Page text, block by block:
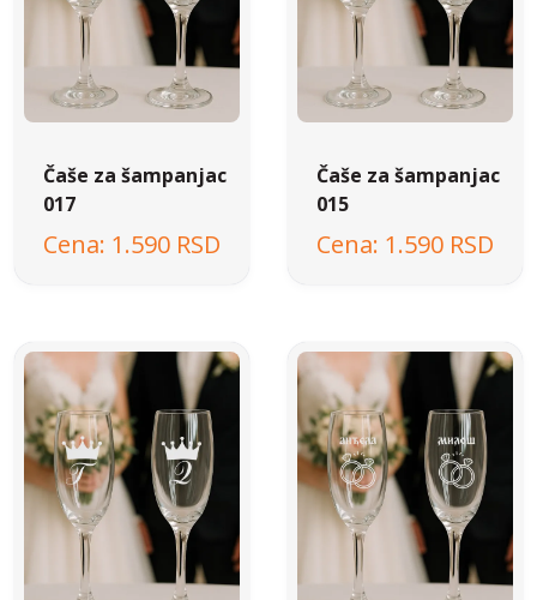
Čaše za šampanjac
017
1.590 RSD
Čaše za šampanjac
015
1.590 RSD